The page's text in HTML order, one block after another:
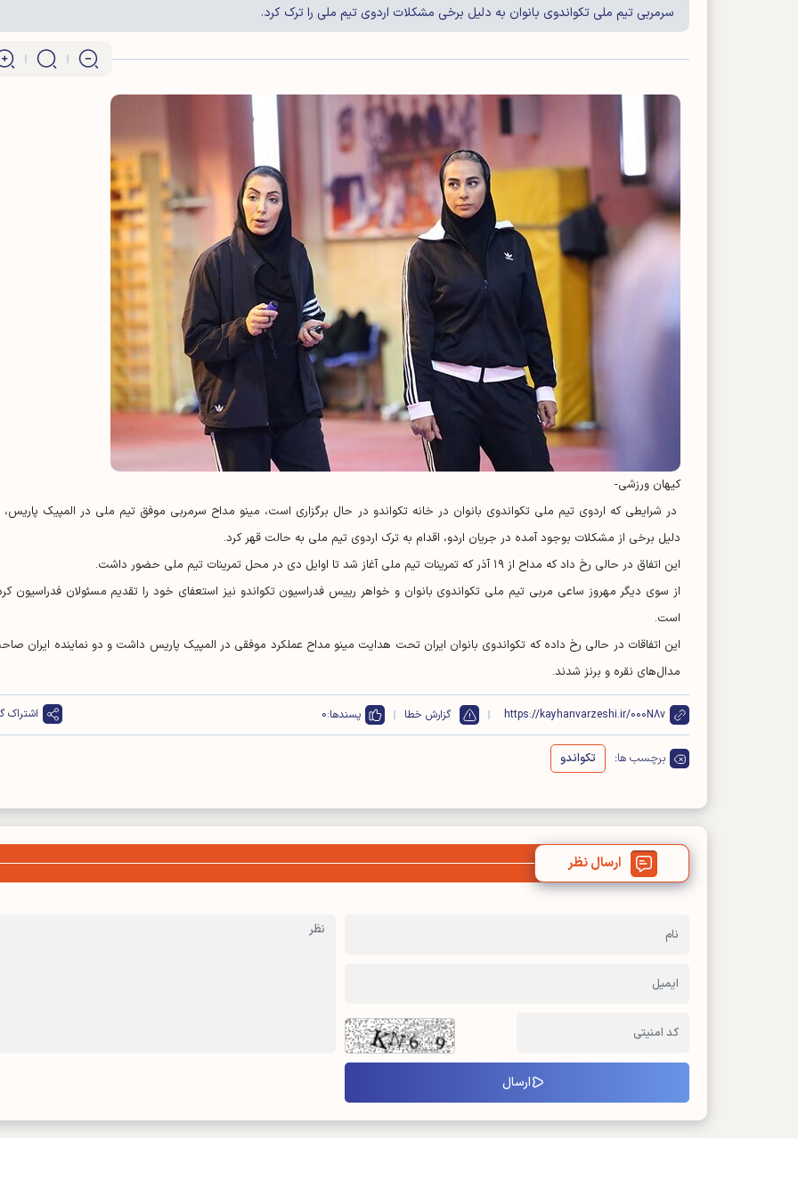
سرمربی تیم ملی تکواندوی بانوان به دلیل برخی مشکلات اردوی تیم ملی را ترک کرد.
کیهان ورزشی-
در شرایطی که اردوی تیم ملی تکواندوی بانوان در خانه تکواندو در حال برگزاری است، مینو مداح سرمربی موفق تیم ملی در المپیک پاریس،
دلیل برخی از مشکلات بوجود آمده در جریان اردو، اقدام به ترک اردوی تیم ملی به حالت قهر کرد.
این اتفاق در حالی رخ داد که مداح از ۱۹ آذر که تمرینات تیم ملی آغاز شد تا اوایل دی در محل تمرینات تیم ملی حضور داشت.
از سوی دیگر مهروز ساعی مربی تیم ملی تکواندوی بانوان و خواهر رییس فدراسیون تکواندو نیز استعفای خود را تقدیم مسئولان فدراسیون
است.
این اتفاقات در حالی رخ داده که تکواندوی بانوان ایران تحت هدایت مینو مداح عملکرد موفقی در المپیک پاریس داشت و دو نماینده ایران
مدال‌های نقره و برنز شدند.
https://kayhanvarzeshi.ir/000N8v گزارش خطا پسندها:0 اشتراک
برچسب ها: تکواندو
ارسال نظر